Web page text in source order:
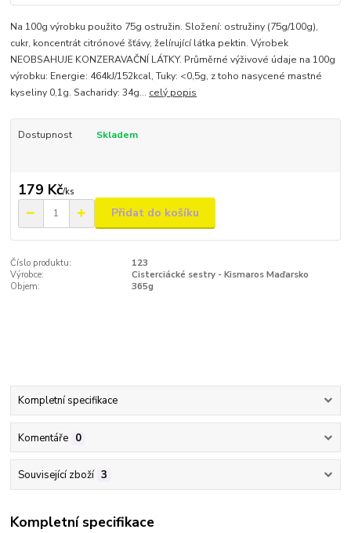
Na 100g výrobku použito 75g ostružin. Složení: ostružiny (75g/100g),
cukr, koncentrát citrónové šťávy, želírující látka pektin. Výrobek
NEOBSAHUJE KONZERAVAČNÍ LÁTKY. Průměrné výživové údaje na 100g
výrobku: Energie: 464kJ/152kcal, Tuky: <0,5g, z toho nasycené mastné
kyseliny 0,1g. Sacharidy: 34g... celý popis
Dostupnost Skladem
179 Kč/ks
Přidat do košíku
Číslo produktu:
123
Výrobce:
Cisterciácké sestry - Kismaros Maďarsko
Objem:
365g
Kompletní specifikace
Komentáře 0
Související zboží 3
Kompletní specifikace